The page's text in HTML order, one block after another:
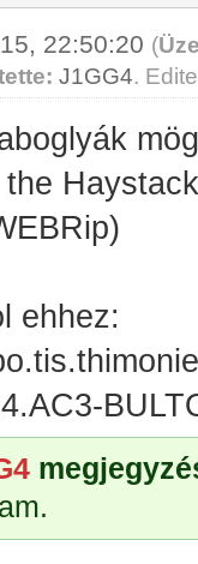
22:50:20 (
J1GG4.
the
ehhez: